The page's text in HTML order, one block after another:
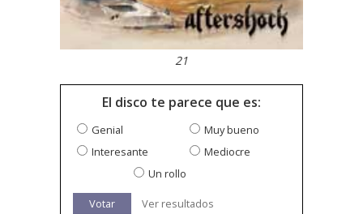
21
El disco te parece que es:
Genial
Muy bueno
Interesante
Mediocre
Un rollo
Votar Ver resultados